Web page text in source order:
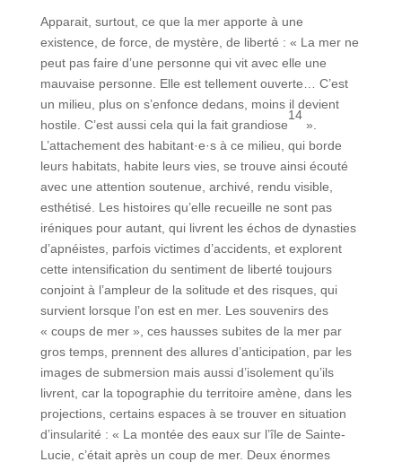
Apparait, surtout, ce que la mer apporte à une
existence, de force, de mystère, de liberté : « La mer ne
peut pas faire d’une personne qui vit avec elle une
mauvaise personne. Elle est tellement ouverte… C’est
un milieu, plus on s’enfonce dedans, moins il devient
hostile. C’est aussi cela qui la fait grandiose
14
».
L’attachement des habitant·e·s à ce milieu, qui borde
leurs habitats, habite leurs vies, se trouve ainsi écouté
avec une attention soutenue, archivé, rendu visible,
esthétisé. Les histoires qu’elle recueille ne sont pas
iréniques pour autant, qui livrent les échos de dynasties
d’apnéistes, parfois victimes d’accidents, et explorent
cette intensification du sentiment de liberté toujours
conjoint à l’ampleur de la solitude et des risques, qui
survient lorsque l’on est en mer. Les souvenirs des
« coups de mer », ces hausses subites de la mer par
gros temps, prennent des allures d’anticipation, par les
images de submersion mais aussi d’isolement qu’ils
livrent, car la topographie du territoire amène, dans les
projections, certains espaces à se trouver en situation
d’insularité : « La montée des eaux sur l’île de Sainte-
Lucie, c’était après un coup de mer. Deux énormes